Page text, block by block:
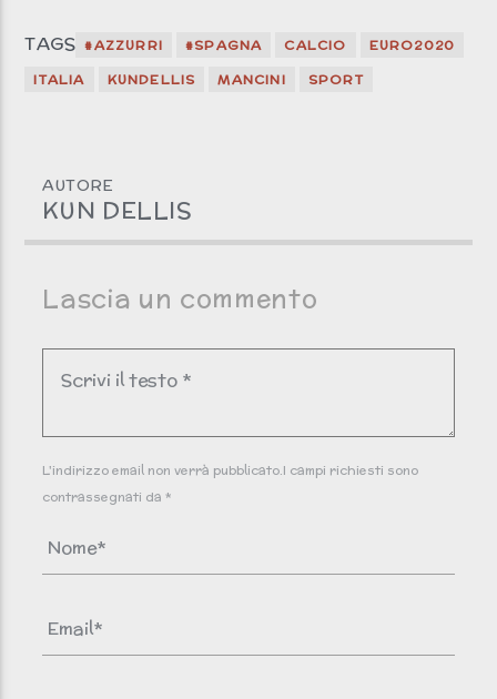
TAGS #AZZURRI #SPAGNA CALCIO
EURO2020
ITALIA
KUNDELLIS MANCINI SPORT
AUTORE
KUN DELLIS
Lascia un commento
L'indirizzo email non verrà pubblicato.I campi richiesti sono
contrassegnati da *